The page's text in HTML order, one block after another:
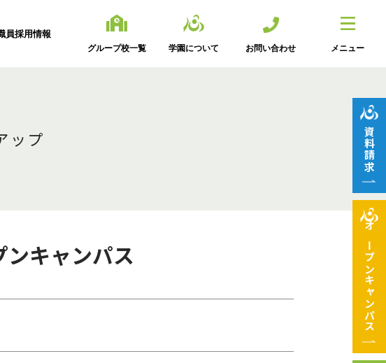
員採用情報
グループ校一覧 学園について お問い合わせ メニュー
ップ
キャンパス
資料請求
オープン
キャンパス